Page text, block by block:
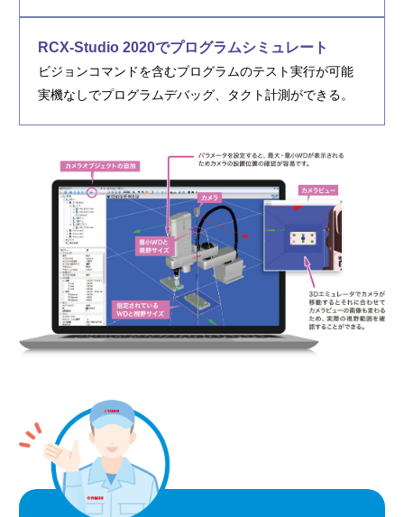
RCX-Studio 2020でプログラムシミュレート
ビジョンコマンドを含むプログラムのテスト実行が可能
実機なしでプログラムデバッグ、タクト計測ができる。